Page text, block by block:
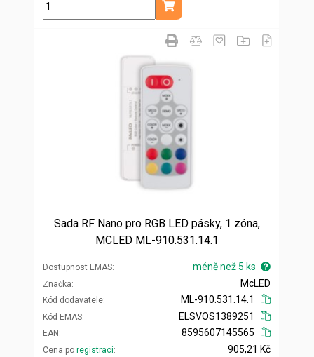
ks
Přidat do košíku
Sada RF Nano pro RGB LED pásky, 1 zóna,
MCLED ML-910.531.14.1
Dostupnost EMAS méně než 5 ks
Značka
Kód dodavatele
McLED
ML-910.531.14.1
Kód EMAS
EAN
ELSVOS1389251
8595607145565
Cena po registraci
905,21 Kč